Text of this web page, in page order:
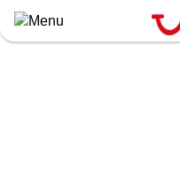
Skip
to